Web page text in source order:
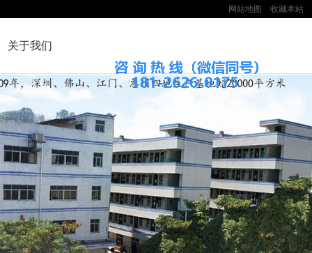
收藏本站
网站地图
关于我们